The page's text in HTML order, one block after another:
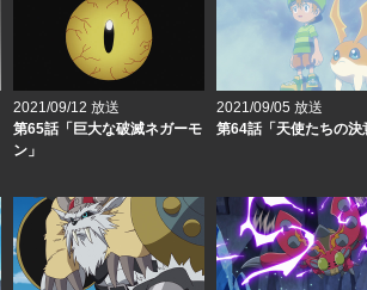
2021/09/12 放送
第65話「巨大な破滅ネガーモ
ン」
2021/09/05 放送
第64話「天使たちの決